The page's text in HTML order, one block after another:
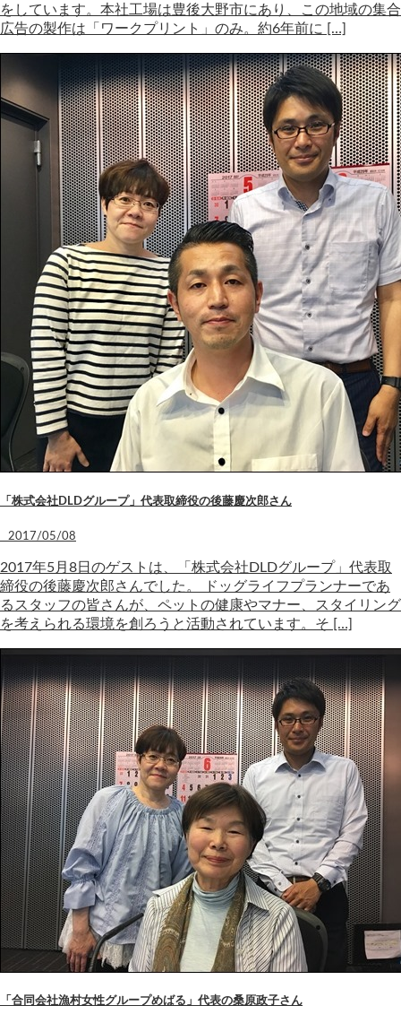
をしています。本社工場は豊後大野市にあり、この地域の集合
広告の製作は「ワークプリント」のみ。約6年前に […]
「株式会社DLDグループ」代表取締役の後藤慶次郎さん
2017/05/08
2017年5月8日のゲストは、「株式会社DLDグループ」代表取
締役の後藤慶次郎さんでした。 ドッグライフプランナーであ
るスタッフの皆さんが、ペットの健康やマナー、スタイリング
を考えられる環境を創ろうと活動されています。そ […]
「合同会社漁村女性グループめばる」代表の桑原政子さん